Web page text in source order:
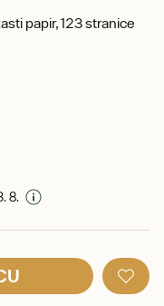
papir, 123 stranice
8.